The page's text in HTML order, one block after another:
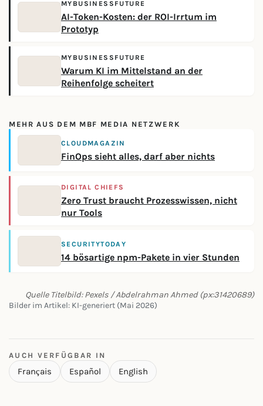
MYBUSINESSFUTURE
AI-Token-Kosten: der ROI-Irrtum im
Prototyp
MYBUSINESSFUTURE
Warum KI im Mittelstand an der
Reihenfolge scheitert
MEHR AUS DEM MBF MEDIA NETZWERK
CLOUDMAGAZIN
FinOps sieht alles, darf aber nichts
DIGITAL CHIEFS
Zero Trust braucht Prozesswissen, nicht
nur Tools
SECURITYTODAY
14 bösartige npm-Pakete in vier Stunden
Quelle Titelbild: Pexels / Abdelrahman Ahmed (px:31420689)
Bilder im Artikel: KI-generiert (Mai 2026)
AUCH VERFÜGBAR IN
Français Español English